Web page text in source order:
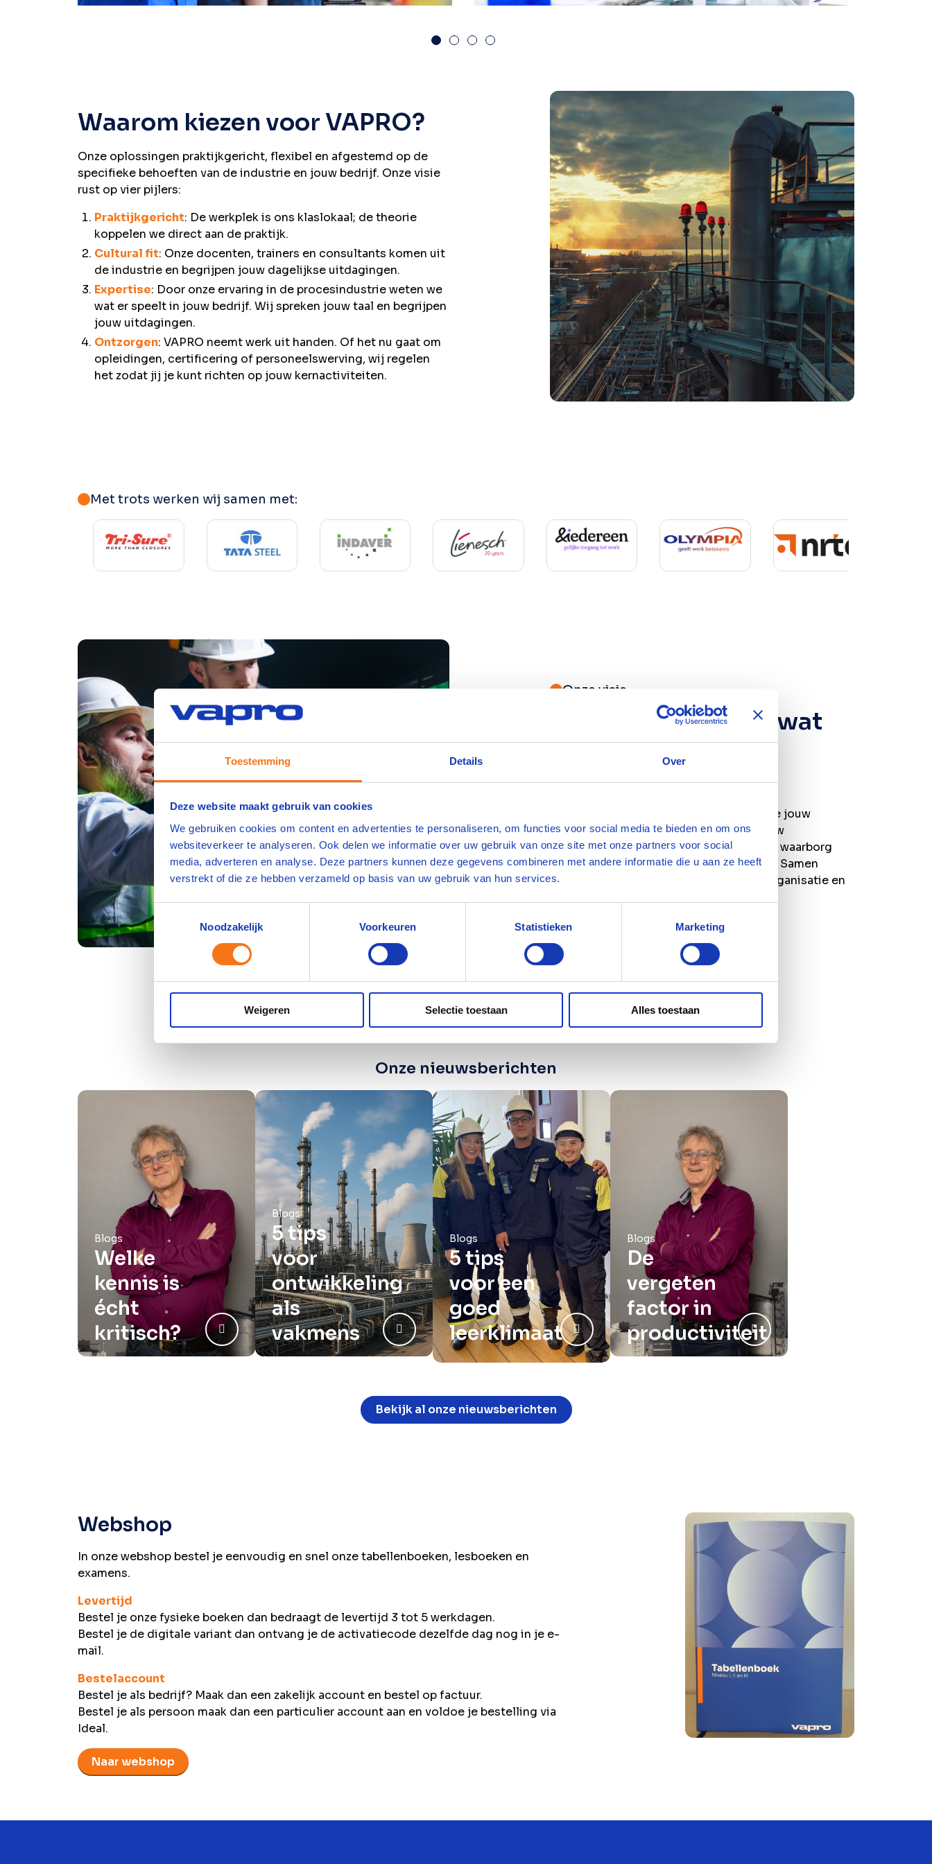
Toestemming Details Over
Deze website maakt gebruik van cookies
We gebruiken cookies om content en advertenties te personaliseren, om functies voor social media te bieden en om ons
websiteverkeer te analyseren. Ook delen we informatie over uw gebruik van onze site met onze partners voor social
media, adverteren en analyse. Deze partners kunnen deze gegevens combineren met andere informatie die u aan ze heeft
verstrekt of die ze hebben verzameld op basis van uw gebruik van hun services.
Toestemmingsselectie
Noodzakelijk
Voorkeuren Statistieken Marketing
Weigeren Selectie toestaan Alles toestaan
Waarom kiezen voor VAPRO?
Onze oplossingen praktijkgericht, flexibel en afgestemd op de
specifieke behoeften van de industrie en jouw bedrijf. Onze visie
rust op vier pijlers:
Praktijkgericht: De werkplek is ons klaslokaal; de theorie
koppelen we direct aan de praktijk.
Cultural fit: Onze docenten, trainers en consultants komen uit
de industrie en begrijpen jouw dagelijkse uitdagingen.
Expertise: Door onze ervaring in de procesindustrie weten we
wat er speelt in jouw bedrijf. Wij spreken jouw taal en begrijpen
jouw uitdagingen.
Ontzorgen: VAPRO neemt werk uit handen. Of het nu gaat om
opleidingen, certificering of personeelswerving, wij regelen
het zodat jij je kunt richten op jouw kernactiviteiten.
Met trots werken wij samen met:
Onze visie
Vakmensen weten wat
vakmensen nodig
hebben.
Met VAPRO haal je een partner in huis die jouw
organisatie helpt groeien. Ontwikkel jouw
medewerkers, zet de juiste mensen in en waarborg
veiligheid en efficiëntie op de werkvloer. Samen
bouwen we aan de toekomst van jouw organisatie en
Onze nieuwsberichten
Blogs
Welke
kennis is
écht
kritisch?
Blogs
5 tips
voor
ontwikkeling
als
vakmens
Blogs
5 tips
voor een
goed
leerklimaat
Blogs
De
vergeten
factor in
productiviteit
Bekijk al onze nieuwsberichten
Webshop
In onze webshop bestel je eenvoudig en snel onze tabellenboeken, lesboeken en
examens.
Levertijd
Bestel je onze fysieke boeken dan bedraagt de levertijd 3 tot 5 werkdagen.
Bestel je de digitale variant dan ontvang je de activatiecode dezelfde dag nog in je e-
mail.
Bestelaccount
Bestel je als bedrijf? Maak dan een zakelijk account en bestel op factuur.
Bestel je als persoon maak dan een particulier account aan en voldoe je bestelling via
Ideal.
Naar webshop